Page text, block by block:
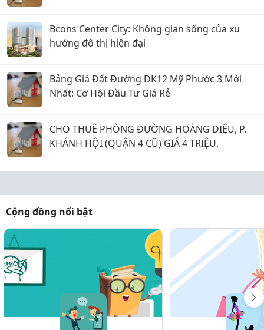
Bcons Center City: Không gian sống của xu
hướng đô thị hiện đại
Bảng Giá Đất Đường DK12 Mỹ Phước 3 Mới
Nhất: Cơ Hội Đầu Tư Giá Rẻ
CHO THUÊ PHÒNG ĐƯỜNG HOÀNG DIỆU, P.
KHÁNH HỘI (QUẬN 4 CŨ) GIÁ 4 TRIỆU.
Cộng đồng nổi bật